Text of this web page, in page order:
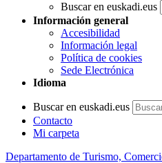
Buscar en euskadi.eus
Información general
Accesibilidad
Información legal
Política de cookies
Sede Electrónica
Idioma
Buscar en euskadi.eus
Contacto
Mi carpeta
Departamento de Turismo,